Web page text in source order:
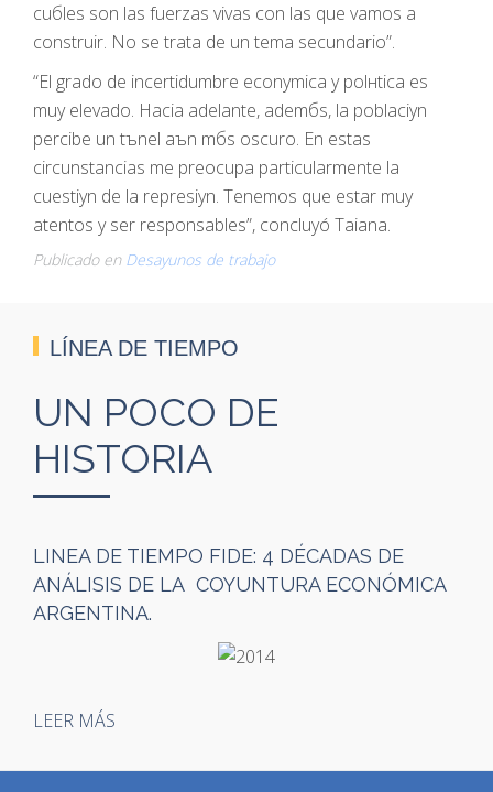
cuбles son las fuerzas vivas con las que vamos a
construir. No se trata de un tema secundario”.
“El grado de incertidumbre econуmica y polнtica es
muy elevado. Hacia adelante, ademбs, la poblaciуn
percibe un tъnel aъn mбs oscuro. En estas
circunstancias me preocupa particularmente la
cuestiуn de la represiуn. Tenemos que estar muy
atentos y ser responsables”, concluyó Taiana.
Publicado en Desayunos de trabajo
LÍNEA DE TIEMPO
UN POCO DE
HISTORIA
LINEA DE TIEMPO FIDE: 4 DÉCADAS DE
ANÁLISIS DE LA COYUNTURA ECONÓMICA
ARGENTINA.
LEER MÁS